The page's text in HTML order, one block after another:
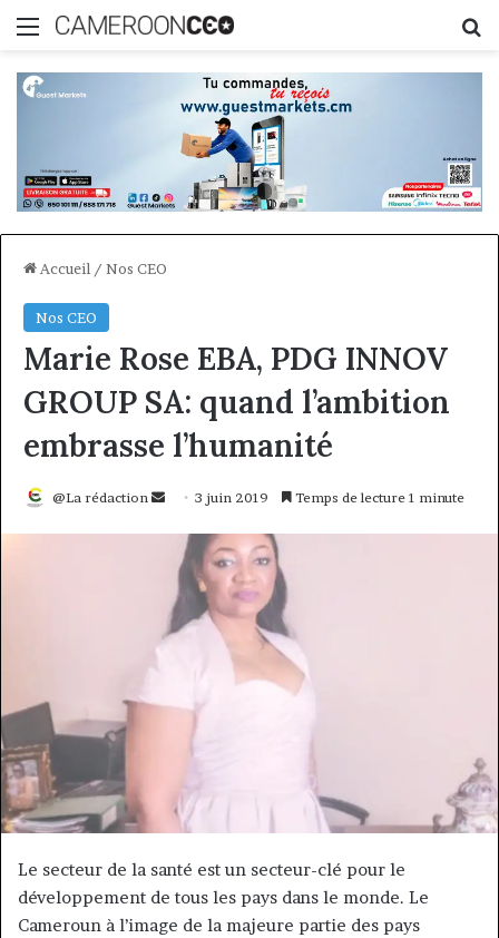
Menu
Accueil / Nos CEO
Nos CEO
Marie Rose EBA, PDG INNOV
GROUP SA: quand l’ambition
embrasse l’humanité
@La rédaction
Envoyer
courriel
3 juin 2019 Temps de lecture 1 minute
Le secteur de la santé est un secteur-clé pour le
développement de tous les pays dans le monde. Le
Cameroun à l’image de la majeure partie des pays